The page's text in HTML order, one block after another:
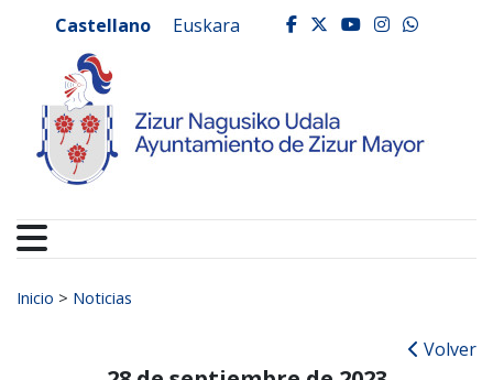
Ayuntamiento de
Castellano Euskara facebook
twitter
youtube
Buscar:
Inicio > Noticias
Volver